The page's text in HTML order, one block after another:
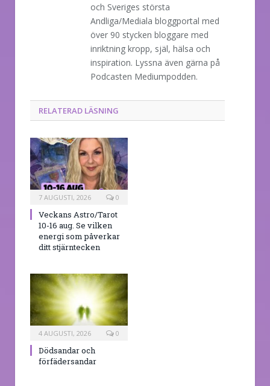
och Sveriges största
Andliga/Mediala bloggportal med
över 90 stycken bloggare med
inriktning kropp, själ, hälsa och
inspiration. Lyssna även gärna på
Podcasten Mediumpodden.
RELATERAD LÄSNING
7 AUGUSTI, 2026 0
Veckans Astro/Tarot
10-16 aug. Se vilken
energi som påverkar
ditt stjärntecken
4 AUGUSTI, 2026 0
Dödsandar och
förfädersandar